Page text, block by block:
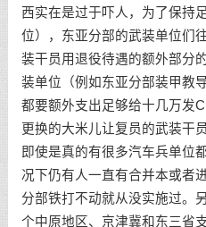
西实在是过于吓人，为了保持
位），东亚分部的武装单位们
装干员用退役待遇的额外部分
装单位（例如东亚分部装甲教
都要额外支出足够给十几万发
更换的大米儿让复员的武装干
即使是真的有很多汽车兵单位
况下仍有人一直有合并本或者
分部铁打不动就从没实施过。
个中原地区、京津冀和东三省